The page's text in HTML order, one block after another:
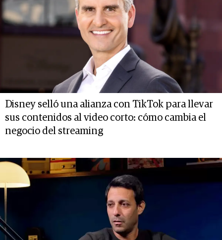
Disney selló una alianza con TikTok para llevar
sus contenidos al video corto: cómo cambia el
negocio del streaming